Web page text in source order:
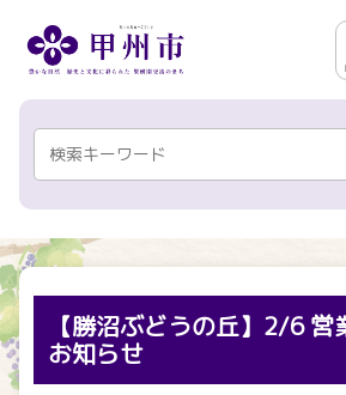
【勝沼ぶどうの丘】2/6 営
お知らせ